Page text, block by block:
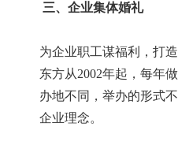
三、企业集体婚礼
为企业职工谋福利，打
东方从2002年起，每年
办地不同，举办的形式
企业理念。